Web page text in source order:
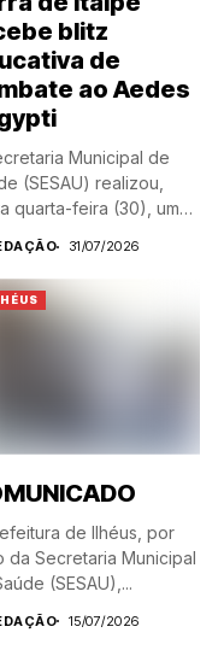
blitz
de
ao Aedes
Municipal de
(SESAU) realizou,
quarta-feira (30), uma
31/07/2026
de Ilhéus, por
da Secretaria Municipal
(SESAU),...
15/07/2026